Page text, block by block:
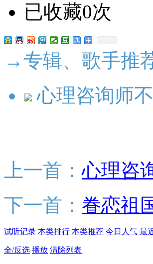
已收藏0次
→专辑、歌手推
心理咨询师
上一首：心理咨
下一首： 眷恋祖
试听记录 本类排行 本类推荐 今日人气 最
全/反选 播放 清除列表